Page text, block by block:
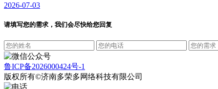
2026-07-03
请填写您的需求，我们会尽快给您回复
鲁ICP备2026000424号-1
版权所有©济南多荣多网络科技有限公司